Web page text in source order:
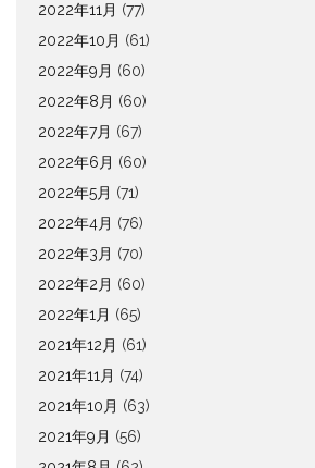
2022年11月 (77)
2022年10月 (61)
2022年9月 (60)
2022年8月 (60)
2022年7月 (67)
2022年6月 (60)
2022年5月 (71)
2022年4月 (76)
2022年3月 (70)
2022年2月 (60)
2022年1月 (65)
2021年12月 (61)
2021年11月 (74)
2021年10月 (63)
2021年9月 (56)